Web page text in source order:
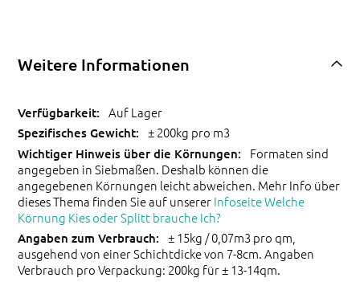
Weitere Informationen
Auf Lager
± 200kg pro m3
Formaten sind
angegeben in Siebmaßen. Deshalb können die
angegebenen Körnungen leicht abweichen. Mehr Info über
dieses Thema finden Sie auf unsererInfoseite Welche
Körnung Kies oder Splitt brauche Ich?
± 15kg / 0,07m3 pro qm,
ausgehend von einer Schichtdicke von 7-8cm. Angaben
Verbrauch pro Verpackung: 200kg für ± 13-14qm.